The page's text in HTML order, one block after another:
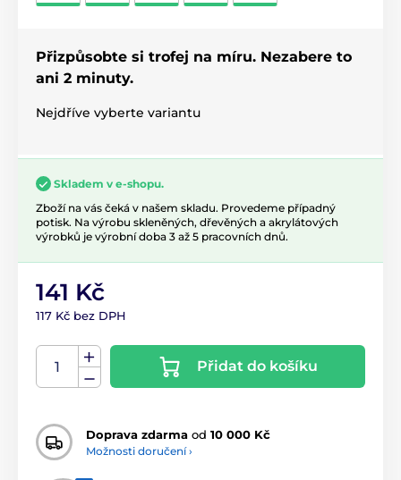
Přizpůsobte si trofej na míru. Nezabere to
ani 2 minuty.
Nejdříve vyberte variantu
Skladem v e-shopu.
Zboží na vás čeká v našem skladu. Provedeme případný
potisk. Na výrobu skleněných, dřevěných a akrylátových
výrobků je výrobní doba 3 až 5 pracovních dnů.
141 Kč
117 Kč bez DPH
Přidat do košíku
Doprava zdarma od 10 000 Kč
Možnosti doručení ›